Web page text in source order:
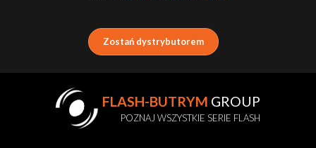
Zostań dystrybutorem
FLASH-BUTRYM GROUP
POZNAJ WSZYSTKIE SERIE FLASH